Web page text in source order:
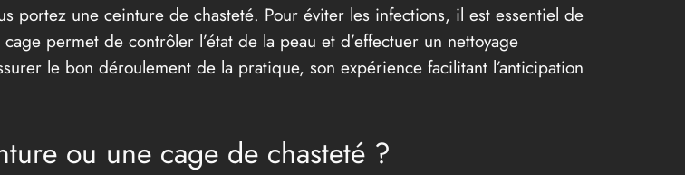
portez une ceinture de chasteté. Pour éviter les infections, il est essentiel de
permet de contrôler l’état de la peau et d’effectuer un nettoyage
le bon déroulement de la pratique, son expérience facilitant l’anticipation
ou une cage de chasteté ?